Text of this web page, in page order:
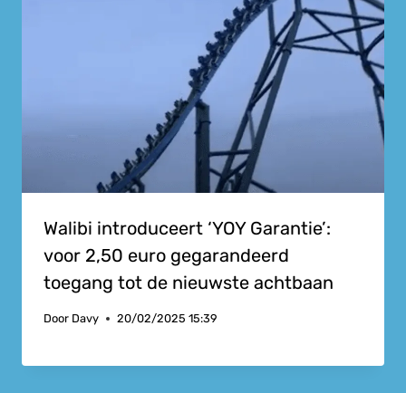
Walibi introduceert ‘YOY Garantie’:
voor 2,50 euro gegarandeerd
toegang tot de nieuwste achtbaan
Door Davy 20/02/2025 15:39